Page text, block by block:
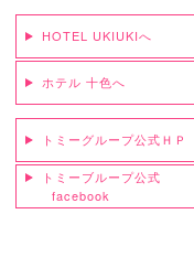
HOTEL UKIUKIへ
ホテル 十色へ
トミーグループ公式ＨＰ
トミーブループ公式
facebook